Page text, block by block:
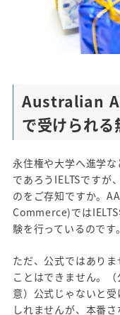
Australian
で受けられる
永住権や大学へ進学
であろうIELTSですが
のをご存知ですか。
Commerce)では
験を行っているのです。
ただ、公式ではあり
ことはできません。
意）公式じゃないと
しれませんが、本番